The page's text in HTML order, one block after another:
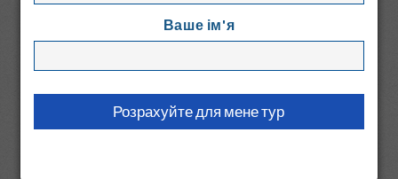
Болгарія, Албена
Ваше ім'я